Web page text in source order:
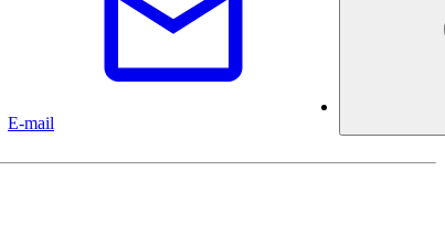
E-mail